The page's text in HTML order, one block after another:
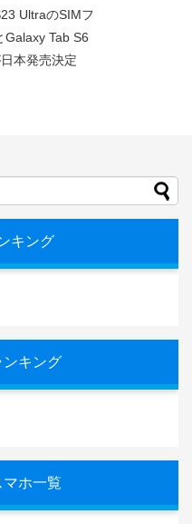
UltraのSIMフ
Galaxy Tab S6
本発売決定
キング
ンキング
マホ一覧